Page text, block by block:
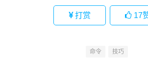
打赏 17
命令 技巧